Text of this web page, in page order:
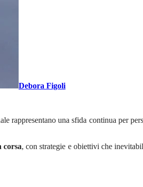
Debora Figoli
rappresentano una sfida continua per
corsa, con strategie e obiettivi che